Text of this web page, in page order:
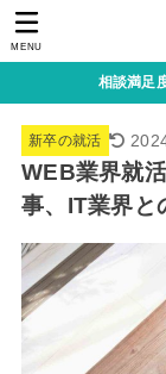
MENU
相談満足
新卒の就活
WEB業界就
事、IT業界と